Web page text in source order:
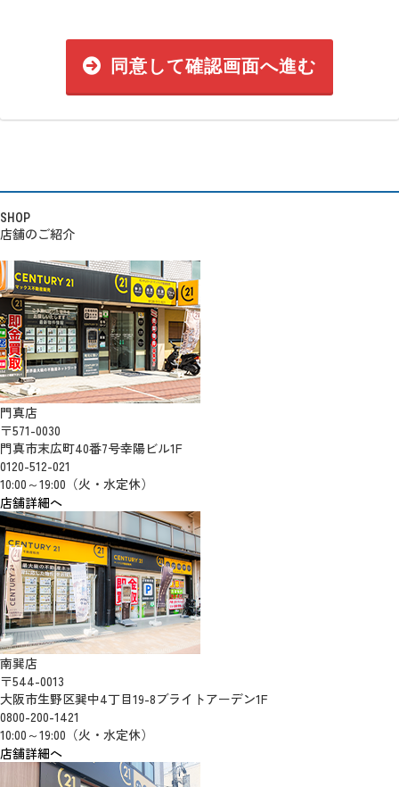
同意して確認画面へ進む
SHOP
店舗のご紹介
門真店
〒571-0030
門真市末広町40番7号幸陽ビル1F
0120-512-021
10:00～19:00（火・水定休）
店舗詳細へ
南巽店
〒544-0013
大阪市生野区巽中4丁目19-8ブライトアーデン1F
0800-200-1421
10:00～19:00（火・水定休）
店舗詳細へ